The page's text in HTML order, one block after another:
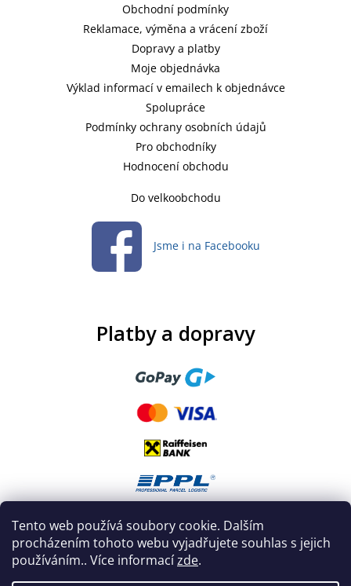
Tento web používá soubory cookie. Dalším
procházením tohoto webu vyjadřujete souhlas s jejich
používáním.. Více informacízde.
Obchodní podmínky
Reklamace, výměna a vrácení zboží
Dopravy a platby
Moje objednávka
Výklad informací v emailech k objednávce
Spolupráce
Podmínky ochrany osobních údajů
Pro obchodníky
Hodnocení obchodu
Do velkoobchodu
Jsme i na Facebooku
Platby a dopravy